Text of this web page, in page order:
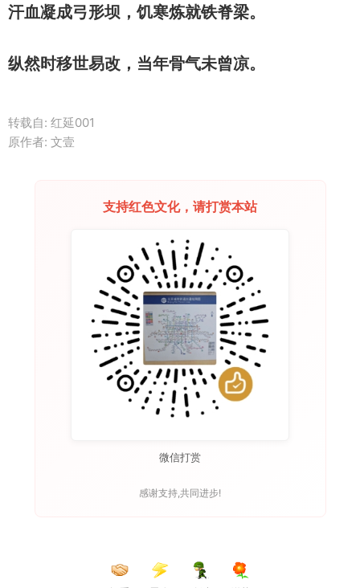
汗血凝成弓形坝，饥寒炼就铁脊梁。
纵然时移世易改，当年骨气未曾凉。
转载自: 红延001
原作者: 文壹
支持红色文化，请打赏本站
微信打赏
感谢支持,共同进步!